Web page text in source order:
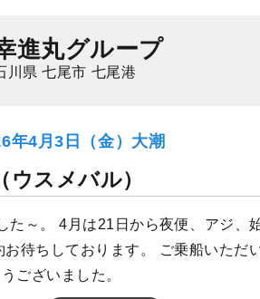
進丸グループ
川県 七尾市 七尾港
年4月3日（金）大潮
（ウスメバル）
た～。 4月は21日から夜便、アジ、
お待ちしております。 ご乗船いただ
ございました。